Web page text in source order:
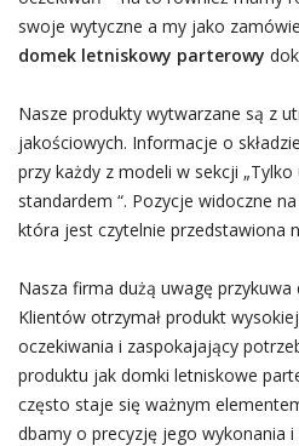
swoje wytyczne a my jako
domek letniskowy parterowy
Nasze produkty wytwarzane są z
jakościowych. Informacje o
przy każdy z modeli w sekcji
standardem “. Pozycje widoczne
która jest czytelnie przedstawiona
Nasza firma dużą uwagę
Klientów otrzymał produkt
oczekiwania i zaspokajający
produktu jak domki letniskowe
często staje się ważnym
dbamy o precyzję jego wykonania